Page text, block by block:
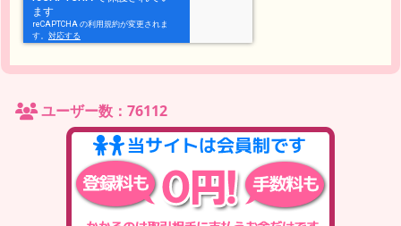
ユーザー数：76112